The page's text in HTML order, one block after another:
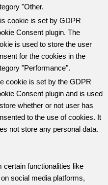
"Other.
cookie is set by GDPR
Consent plugin. The
is used to store the user
for the cookies in the
"Performance".
cookie is set by the GDPR
Consent plugin and is used
whether or not user has
to the use of cookies. It
not store any personal data.
certain functionalities like
social media platforms,